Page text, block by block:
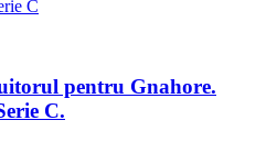
pentru Gnahore.
C.